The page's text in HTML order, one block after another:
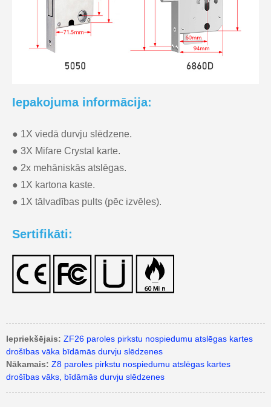
Iepakojuma informācija:
● 1X viedā durvju slēdzene.
● 3X Mifare Crystal karte.
● 2x mehāniskās atslēgas.
● 1X kartona kaste.
● 1X tālvadības pults (pēc izvēles).
Sertifikāti:
Iepriekšējais: ZF26 paroles pirkstu nospiedumu atslēgas kartes
drošības vāka bīdāmās durvju slēdzenes
Nākamais: Z8 paroles pirkstu nospiedumu atslēgas kartes
drošības vāks, bīdāmās durvju slēdzenes